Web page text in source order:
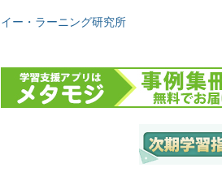
イー・ラーニング研究所